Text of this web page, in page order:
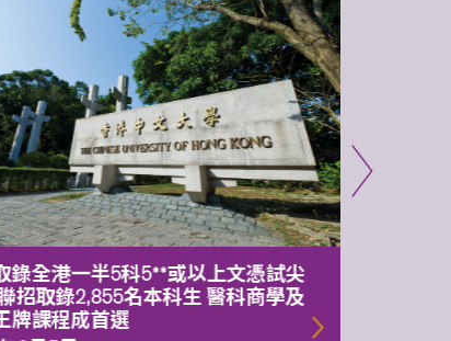
錄全港一半5科5**或以上文憑試尖
招取錄2,855名本科生 醫科商學及
牌課程成首選